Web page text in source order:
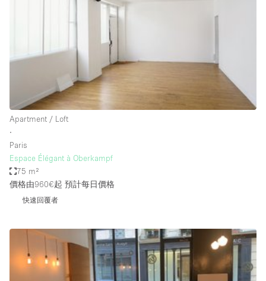
Shooting
Conference
空間種類
Apartment / Loft
Art Gallery
Booth / Kiosk / Stand
Boutique / Shop
Conference Room
Apartment / Loft
∙
Paris
Espace Élégant à Oberkampf
75 m²
價格由960€起 預計每日價格
快速回覆者